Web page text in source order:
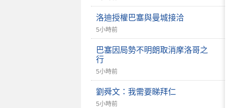
洛迪授權巴塞與曼城接洽
5小時前
巴塞因局勢不明朗取消摩洛哥之
行
5小時前
劉舜文：我需要睇拜仁
5小時前